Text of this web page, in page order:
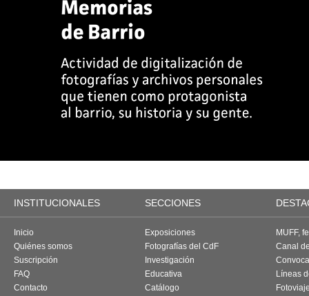
INSTITUCIONALES SECCIONES
Inicio
Quiénes somos
Suscripción
FAQ
Contacto
Exposiciones
Fotografías del CdF
Investigación
Educativa
Catálogo
MUFF,
Canal
Líneas